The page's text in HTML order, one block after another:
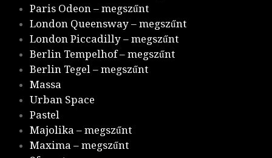
Paris Odeon – megszűnt
London Queensway – megszűnt
London Piccadilly – megszűnt
Berlin Tempelhof – megszűnt
Berlin Tegel – megszűnt
Massa
Urban Space
Pastel
Majolika – megszűnt
Maxima – megszűnt